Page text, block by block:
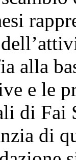
alla
e le
di Fai
di